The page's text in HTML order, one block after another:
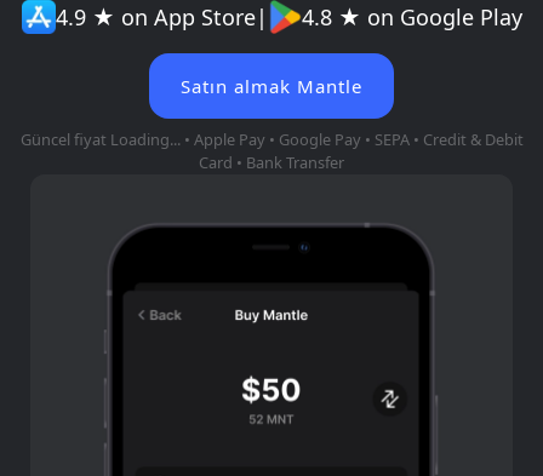
4.9 ★ on App Store| 4.8 ★ on Google Play
Satın almak Mantle
Güncel fiyat Loading... • Apple Pay • Google Pay • SEPA • Credit & Debit
Card • Bank Transfer